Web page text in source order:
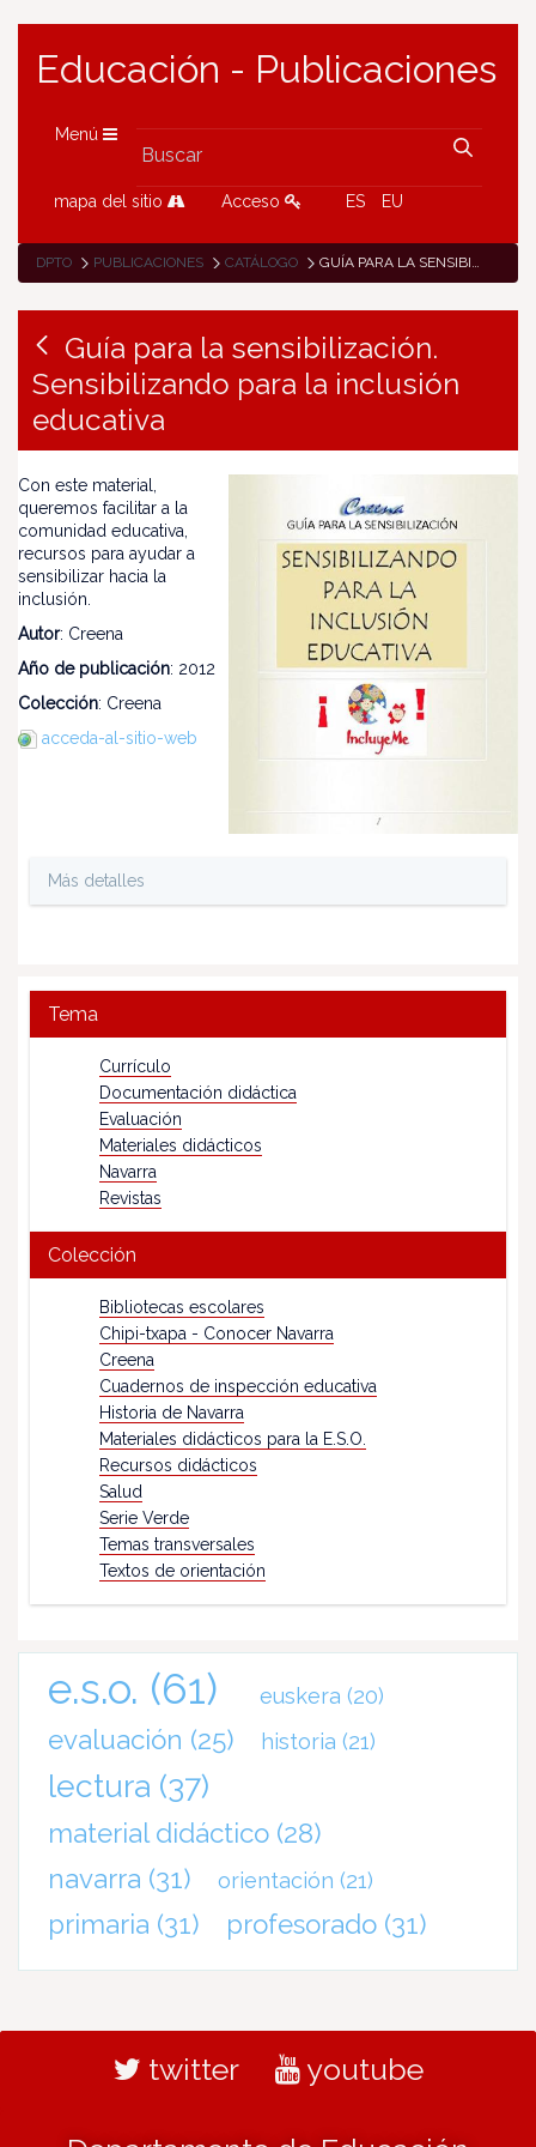
Educación - Publicaciones
Menú
mapa del sitio Acceso ES EU
DPTO PUBLICACIONES CATÁLOGO GUÍA PARA LA SENSIBILIZACIÓN. SENSIBILIZANDO PARA LA INCLUSIÓN EDUCATIVA
Guía para la sensibilización.
Sensibilizando para la inclusión
educativa
Con este material,
queremos facilitar a la
comunidad educativa,
recursos para ayudar a
sensibilizar hacia la
inclusión.
Autor: Creena
Año de publicación: 2012
Colección: Creena
acceda-al-sitio-web
Más detalles
Tema
Currículo
Documentación didáctica
Evaluación
Materiales didácticos
Navarra
Revistas
Colección
Bibliotecas escolares
Chipi-txapa - Conocer Navarra
Creena
Cuadernos de inspección educativa
Historia de Navarra
Materiales didácticos para la E.S.O.
Recursos didácticos
Salud
Serie Verde
Temas transversales
Textos de orientación
e.s.o. (61) euskera (20)
evaluación (25) historia (21)
lectura (37)
material didáctico (28)
navarra (31) orientación (21)
primaria (31) profesorado (31)
twitter youtube